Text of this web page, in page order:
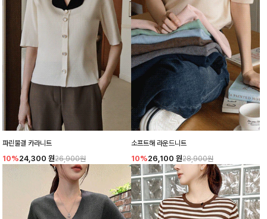
파린물결 카라니트
10%24,300 원26,900원
소프트해 라운드니트
10%26,100 원28,900원